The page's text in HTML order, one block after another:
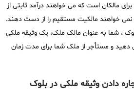
مالکان است که می خواهند درآمد ثابتی از
نمی خواهند مالکیت مستقیم را از دست دهند.
، شما به عنوان مالک ملک، یک وثیقه ملکی
دهید و مستأجر از ملک شما برای مدت زمان
دادن وثیقه ملکی در بلوک